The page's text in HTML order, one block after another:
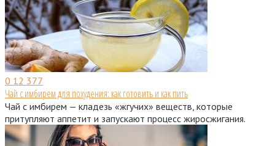
0 12 377
Чай с имбирем для похудения: как готовить и как пить
Чай с имбирем — кладезь «жгучих» веществ, которые
притупляют аппетит и запускают процесс жиросжигания.